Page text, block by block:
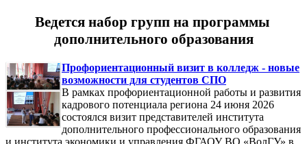
Ведется набор групп на программы
дополнительного образования
Профориентационный визит в колледж - новые
возможности для студентов СПО
В рамках профориентационной работы и развития
кадрового потенциала региона 24 июня 2026
состоялся визит представителей института
дополнительного профессионального образования
и института экономики и управления ФГАОУ ВО «ВолГУ» в